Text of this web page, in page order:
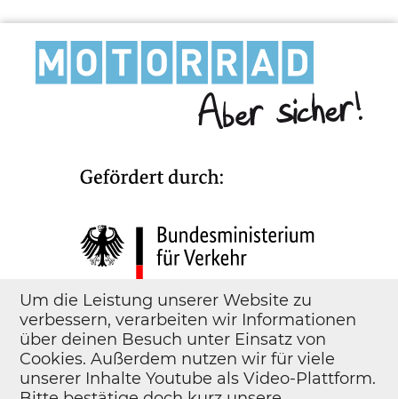
Um die Leistung unserer Website zu
verbessern, verarbeiten wir Informationen
über deinen Besuch unter Einsatz von
Cookies. Außerdem nutzen wir für viele
unserer Inhalte Youtube als Video-Plattform.